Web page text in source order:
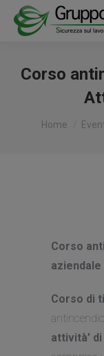
Corso
Tu sei qui:
Home
Corso
aziendale
Corso di
antincendio
attività’